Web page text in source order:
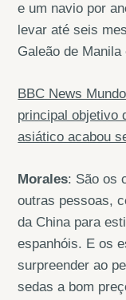
e um navio por
levar até seis
Galeão de
BBC News
principal objetivo
asiático acabou
Morales: São os
outras pessoas,
da China para
espanhóis. E os
surpreender ao
sedas a bom